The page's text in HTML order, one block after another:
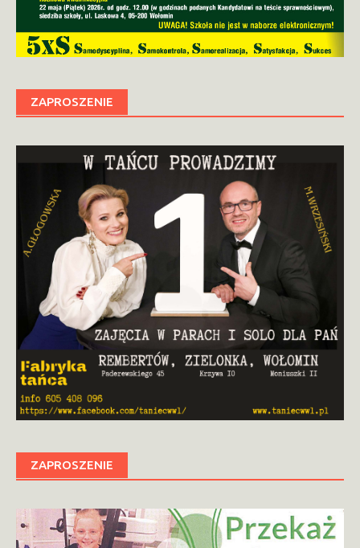
ZAPROSZENIE
ZAPROSZENIE